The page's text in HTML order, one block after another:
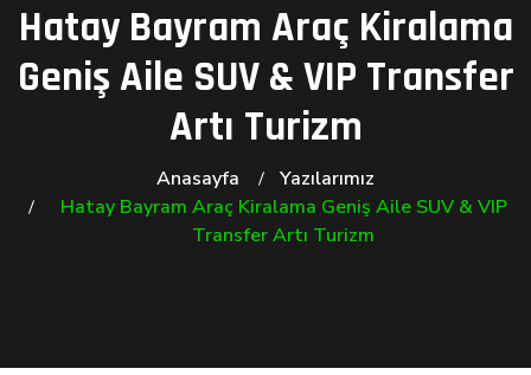
Hatay Bayram Araç Kiralama
Geniş Aile SUV & VIP Transfer
Artı Turizm
Anasayfa
Yazılarımız
Hatay Bayram Araç Kiralama Geniş Aile SUV & VIP
Transfer Artı Turizm